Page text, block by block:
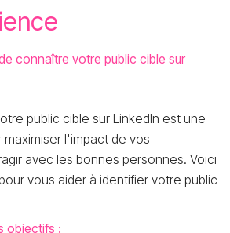
connaître votre public cible sur
public cible sur LinkedIn est une
l'impact de vos
avec les bonnes personnes. Voici
vous aider à identifier votre public
objectifs :